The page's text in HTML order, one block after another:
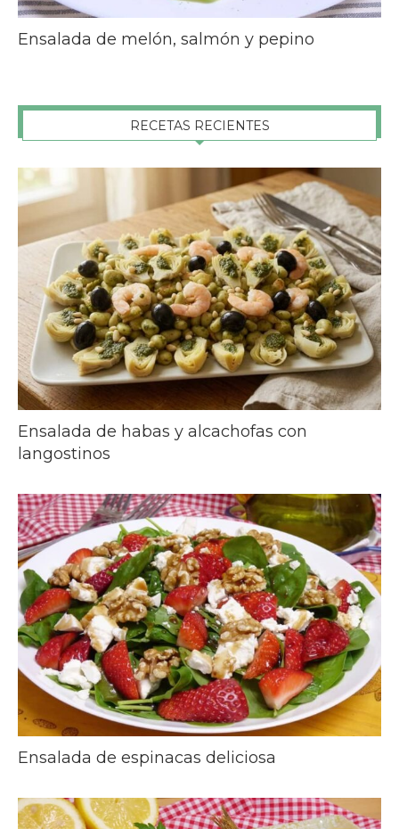
Ensalada de melón, salmón y pepino
RECETAS RECIENTES
Ensalada de habas y alcachofas con
langostinos
Ensalada de espinacas deliciosa